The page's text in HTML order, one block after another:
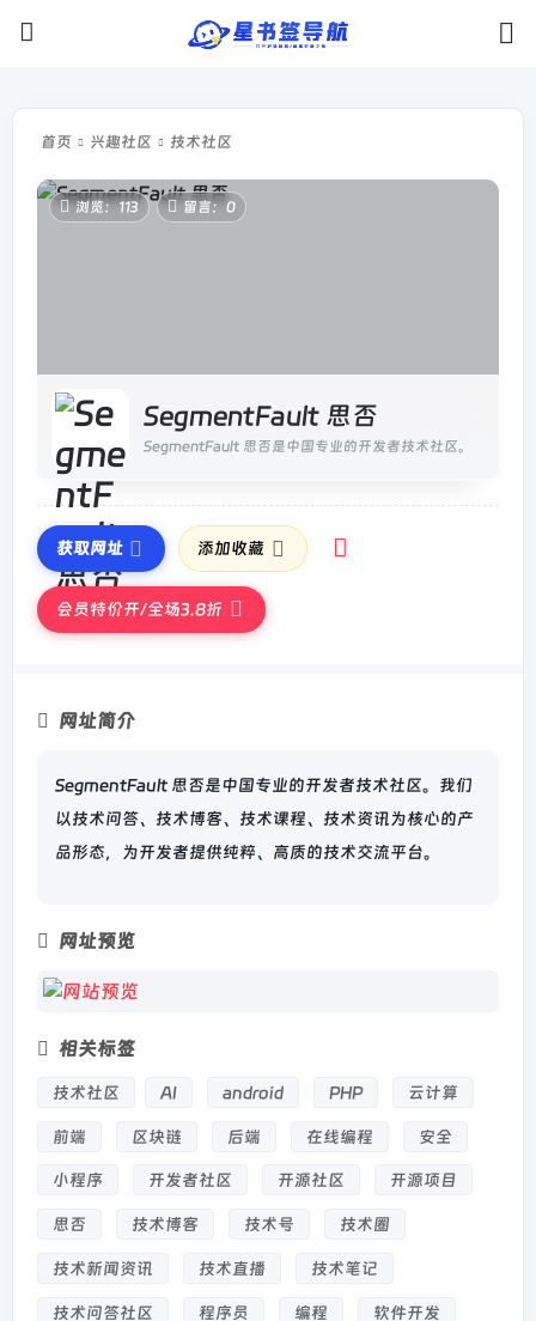
首页 兴趣社区 技术社区
浏览：113 留言：0
SegmentFault 思否
SegmentFault 思否是中国专业的开发者技术社区。
获取网址 添加收藏
会员特价开/全场3.8折
网址简介
SegmentFault 思否是中国专业的开发者技术社区。我们
以技术问答、技术博客、技术课程、技术资讯为核心的产
品形态，为开发者提供纯粹、高质的技术交流平台。
网址预览
相关标签
技术社区 AI android PHP 云计算
前端 区块链 后端 在线编程 安全
小程序 开发者社区 开源社区 开源项目
思否 技术博客 技术号 技术圈
技术新闻资讯 技术直播 技术笔记
技术问答社区 程序员 编程 软件开发